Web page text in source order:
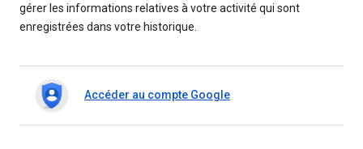
gérer les informations relatives à votre activité qui sont
enregistrées dans votre historique.
Accéder au compte Google